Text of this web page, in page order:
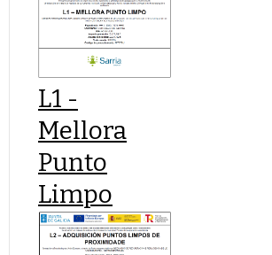
L1 -
Mellora
Punto
Limpo